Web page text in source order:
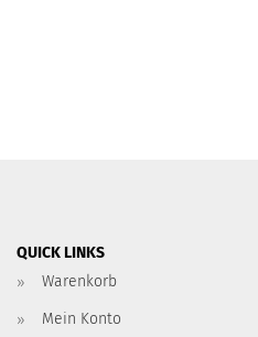
QUICK LINKS
Warenkorb
Mein Konto